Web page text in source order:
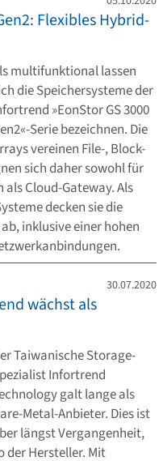
Flexibles Hybrid-
multifunktional lassen
die Speichersysteme der
»EonStor GS 3000
Serie bezeichnen. Die
vereinen File-, Block-
sich daher sowohl für
als Cloud-Gateway. Als
decken sie die
inklusive einer hohen
30.07.2020
wächst als
Taiwanische Storage-
Infortrend
galt lange als
Metal-Anbieter. Dies ist
längst Vergangenheit,
der Hersteller. Mit